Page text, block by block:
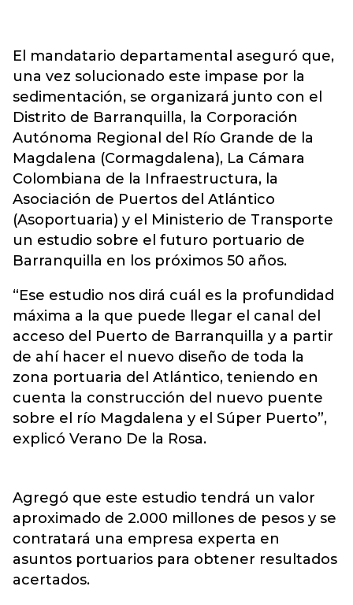
El mandatario departamental aseguró que,
una vez solucionado este impase por la
sedimentación, se organizará junto con el
Distrito de Barranquilla, la Corporación
Autónoma Regional del Río Grande de la
Magdalena (Cormagdalena), La Cámara
Colombiana de la Infraestructura, la
Asociación de Puertos del Atlántico
(Asoportuaria) y el Ministerio de Transporte
un estudio sobre el futuro portuario de
Barranquilla en los próximos 50 años.
“Ese estudio nos dirá cuál es la profundidad
máxima a la que puede llegar el canal del
acceso del Puerto de Barranquilla y a partir
de ahí hacer el nuevo diseño de toda la
zona portuaria del Atlántico, teniendo en
cuenta la construcción del nuevo puente
sobre el río Magdalena y el Súper Puerto”,
explicó Verano De la Rosa.
Agregó que este estudio tendrá un valor
aproximado de 2.000 millones de pesos y se
contratará una empresa experta en
asuntos portuarios para obtener resultados
acertados.